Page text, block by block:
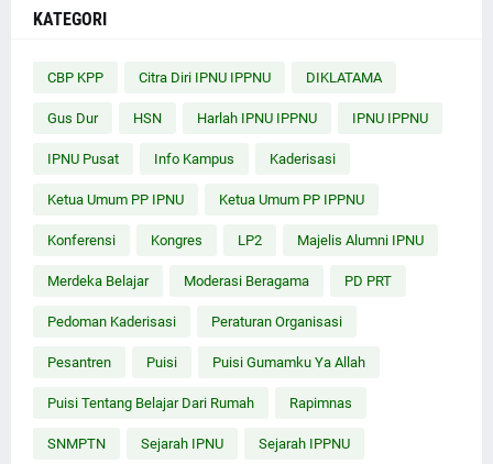
KATEGORI
CBP KPP Citra Diri IPNU IPPNU DIKLATAMA
Gus Dur HSN Harlah IPNU IPPNU IPNU IPPNU
IPNU Pusat Info Kampus Kaderisasi
Ketua Umum PP IPNU Ketua Umum PP IPPNU
Konferensi Kongres LP2 Majelis Alumni IPNU
Merdeka Belajar Moderasi Beragama PD PRT
Pedoman Kaderisasi Peraturan Organisasi
Pesantren Puisi Puisi Gumamku Ya Allah
Puisi Tentang Belajar Dari Rumah Rapimnas
SNMPTN Sejarah IPNU Sejarah IPPNU